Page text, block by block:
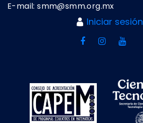
E-mail: smm@smm.org.mx
Iniciar sesión